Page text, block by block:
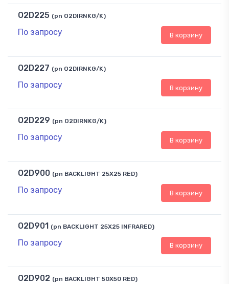
O2D225 (pn O2DIRNKG/K)
По запросу В корзину
O2D227 (pn O2DIRNKG/K)
По запросу В корзину
O2D229 (pn O2DIRNKG/K)
По запросу В корзину
O2D900 (pn BACKLIGHT 25X25 RED)
По запросу В корзину
O2D901 (pn BACKLIGHT 25X25 INFRARED)
По запросу В корзину
O2D902 (pn BACKLIGHT 50X50 RED)